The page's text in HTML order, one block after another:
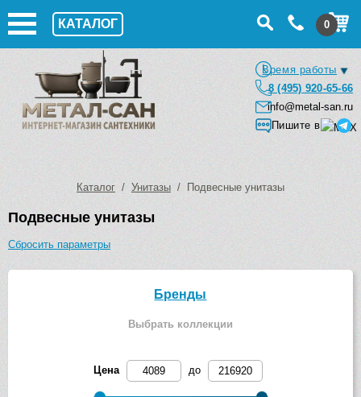
КАТАЛОГ 0
Время работы
8 (495) 920-65-66
info@metal-san.ru
Пишите в
Каталог / Унитазы / Подвесные унитазы
Подвесные унитазы
Сбросить параметры
Бренды
Выбрать коллекции
Цена до